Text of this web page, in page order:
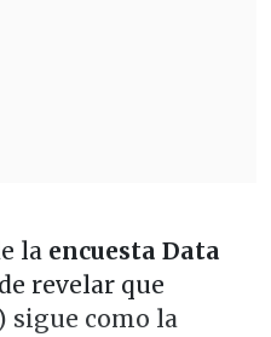
la encuesta Data
revelar que
sigue como la